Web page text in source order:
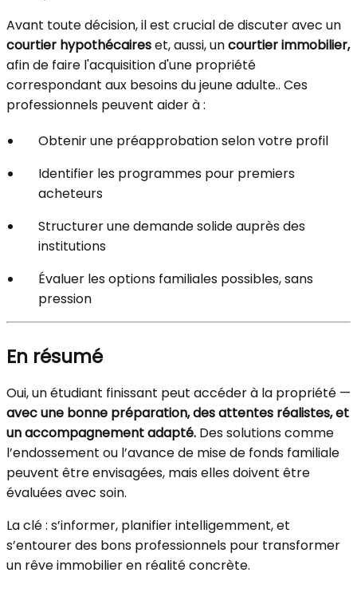
Avant toute décision, il est crucial de discuter avec un
courtier hypothécaireset, aussi, uncourtier immobilier,
afin de faire l'acquisition d'une propriété
correspondant aux besoins du jeune adulte.. Ces
professionnels peuvent aider à :
Obtenir une préapprobation selon votre profil
Identifier les programmes pour premiers
acheteurs
Structurer une demande solide auprès des
institutions
Évaluer les options familiales possibles, sans
pression
En résumé
Oui, un étudiant finissant peut accéder à la propriété —
avec une bonne préparation, des attentes réalistes, et
un accompagnement adapté. Des solutions comme
l’endossement ou l’avance de mise de fonds familiale
peuvent être envisagées, mais elles doivent être
évaluées avec soin.
La clé : s’informer, planifier intelligemment, et
s’entourer des bons professionnels pour transformer
un rêve immobilier en réalité concrète.